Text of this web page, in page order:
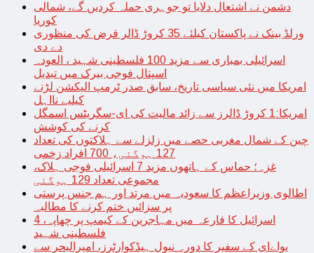
دشمن نے اشتعال دلایا تو جوہری حملہ کردیں گے، شمالی
کوریا
ورلڈ بینک نے پاکستان کیلئے 35 کروڑ ڈالر قرض کی منظوری
دے دی
اسرائیلی بمباری سے مزید 100 فلسطینی شہید ، العودہ
اسپتال فوجی بیرک میں تبدیل
امریکا میں نئی سیاسی تاریخ، سابق صدر ٹرمپ الیکشن لڑنے
کیلیے نااہل
امریکا:1 کروڑ ڈالرز سے زائد مالیت کی ای-سگریٹس اسمگل
کرنے کی کوشش
چین کے شمال مغربی حصے میں زلزلے سے ہلاکتوں کی تعداد
127 ہوگئی، 700 افراد زخمی
غزہ؛ حماس کے ہاتھوں مزید 7 اسرائیلی فوجی ہلاک،
مجموعی تعداد 129 ہوگئی
اطالوی وزیراعظم کا سعودیہ میں مرتد اور ہم جنس پرستی
پر سزائیں ختم کرنے کا مطالبہ
اسرائیل کا فارعہ میں مہاجرین کے کیمپ پر چھاپہ، 4
فلسطینی شہید
یواےای کے سفیر کا دورہ نیول ہیڈکوارٹرز، امیرالبحر سے